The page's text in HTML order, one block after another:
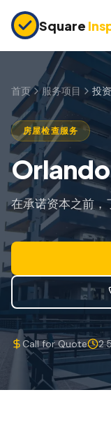
Square
买卖双方
购房前检查
新建房屋
11个月保修检查
公寓检查
上市前检查
投资房产
四点检查
防风检查
屋顶认证
专业服务
首页 服务项目 投
房屋检查服务
在承诺资本之前，
Call for Quote